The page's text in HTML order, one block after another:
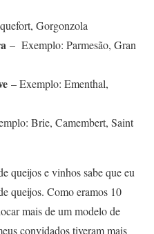
Gorgonzola
– Exemplo: Parmesão, Gran
– Exemplo: Ementhal,
Brie, Camembert, Saint
queijos e vinhos sabe que eu
queijos. Como eramos 10
mais de um modelo de
convidados tiveram mais